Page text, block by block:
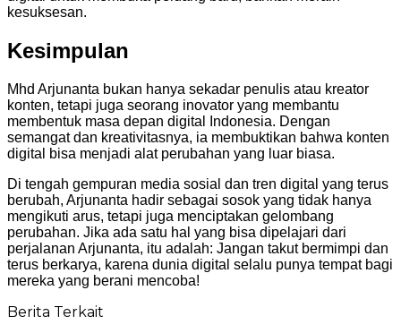
kesuksesan.
Kesimpulan
Mhd Arjunanta bukan hanya sekadar penulis atau kreator
konten, tetapi juga seorang inovator yang membantu
membentuk masa depan digital Indonesia. Dengan
semangat dan kreativitasnya, ia membuktikan bahwa konten
digital bisa menjadi alat perubahan yang luar biasa.
Di tengah gempuran media sosial dan tren digital yang terus
berubah, Arjunanta hadir sebagai sosok yang tidak hanya
mengikuti arus, tetapi juga menciptakan gelombang
perubahan. Jika ada satu hal yang bisa dipelajari dari
perjalanan Arjunanta, itu adalah: Jangan takut bermimpi dan
terus berkarya, karena dunia digital selalu punya tempat bagi
mereka yang berani mencoba!
Berita Terkait